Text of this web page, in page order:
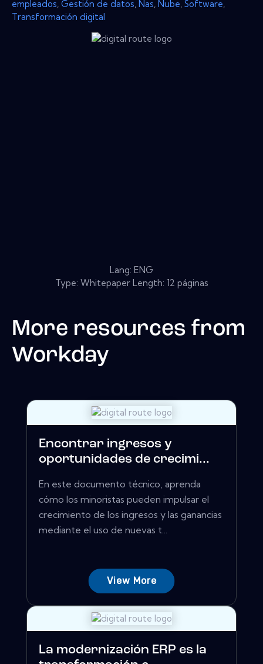
empleados Gestión de datos Nas Nube Software
Transformación digital
Lang: ENG
Type: Whitepaper Length: 12 páginas
More resources from
Workday
Encontrar ingresos y
oportunidades de crecimi...
En este documento técnico, aprenda
cómo los minoristas pueden impulsar el
crecimiento de los ingresos y las ganancias
mediante el uso de nuevas t...
View More
La modernización ERP es la